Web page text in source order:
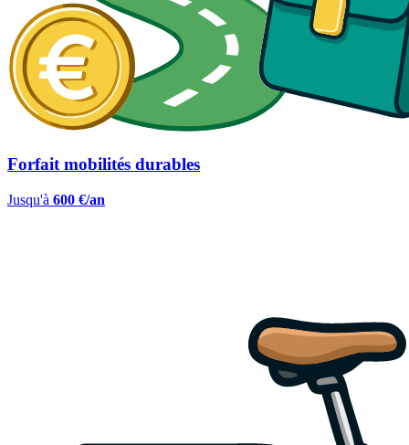
Forfait mobilités durables
Jusqu'à 600 €/an